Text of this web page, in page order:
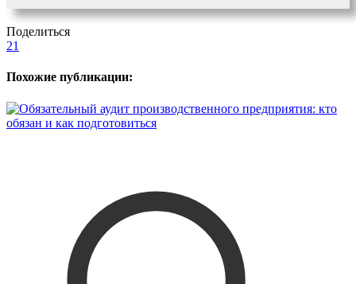
Поделиться
21
Похожие публикации: